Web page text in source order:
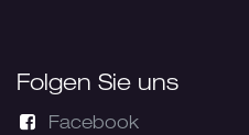
Folgen Sie uns
Facebook